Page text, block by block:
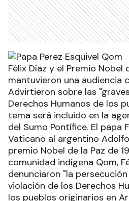
Félix Díaz y el Premio Nobel
mantuvieron una audiencia
Advirtieron sobre las
Derechos Humanos de los
tema será incluido en la
del Sumo Pontífice. El papa
Vaticano al argentino Adolfo
premio Nobel de la Paz de
comunidad indígena Qom,
denunciaron "la
violación de los Derechos
los pueblos originarios en